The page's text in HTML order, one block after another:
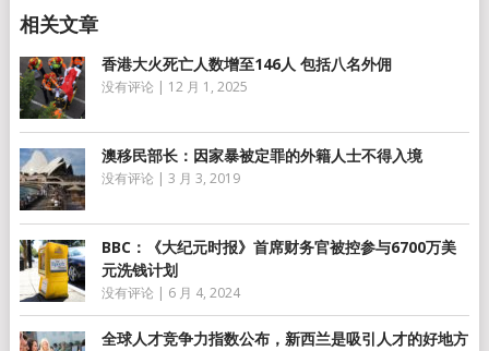
香港大火死亡人数增至146人 包括八名外佣
没有评论 | 12 月 1, 2025
澳移民部长：因家暴被定罪的外籍人士不得入境
没有评论 | 3 月 3, 2019
BBC：《大纪元时报》首席财务官被控参与6700万美
元洗钱计划
没有评论 | 6 月 4, 2024
全球人才竞争力指数公布，新西兰是吸引人才的好地方